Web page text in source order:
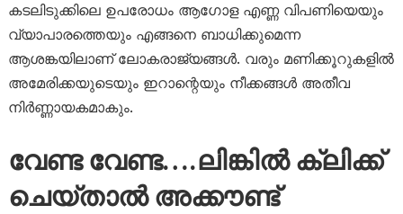
കടലിടുക്കിലെ ഉപരോധം ആഗോള എണ്ണ വിപണിയെയും
വ്യാപാരത്തെയും എങ്ങനെ ബാധിക്കുമെന്ന
ആശങ്കയിലാണ് ലോകരാജ്യങ്ങൾ. വരും മണിക്കൂറുകളിൽ
അമേരിക്കയുടെയും ഇറാന്റെയും നീക്കങ്ങൾ അതീവ
നിർണ്ണായകമാകും.
വേണ്ട വേണ്ട….ലിങ്കിൽ ക്ലിക്ക്
ചെയ്താൽ അക്കൗണ്ട്